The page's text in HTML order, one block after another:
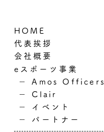
HOME
代表挨拶
会社概要
eスポーツ事業
－ Amos Officers
－ Clair
－ イベント
－ パートナー